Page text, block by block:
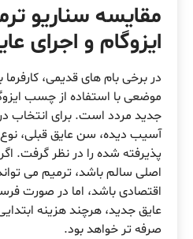
مقایسه سناریو
ایزوگام و اجرای
در برخی بام های قدیمی،
موضعی با استفاده از چسب
جدید مردد است. برای انتخاب
آسیب دیده، سن عایق قبلی،
پذیرفته شده را در نظر گرفت.
اصلی سالم باشد، ترمیم می
اقتصادی باشد، اما در صورت
عایق جدید، هرچند هزینه
صرفه تر خواهد بود.